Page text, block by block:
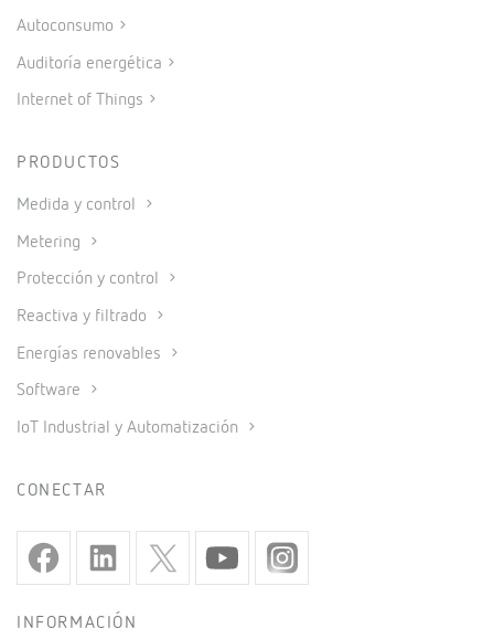
Autoconsumo
Auditoría energética
Internet of Things
PRODUCTOS
Medida y control
Metering
Protección y control
Reactiva y filtrado
Energías renovables
Software
IoT Industrial y Automatización
CONECTAR
INFORMACIÓN